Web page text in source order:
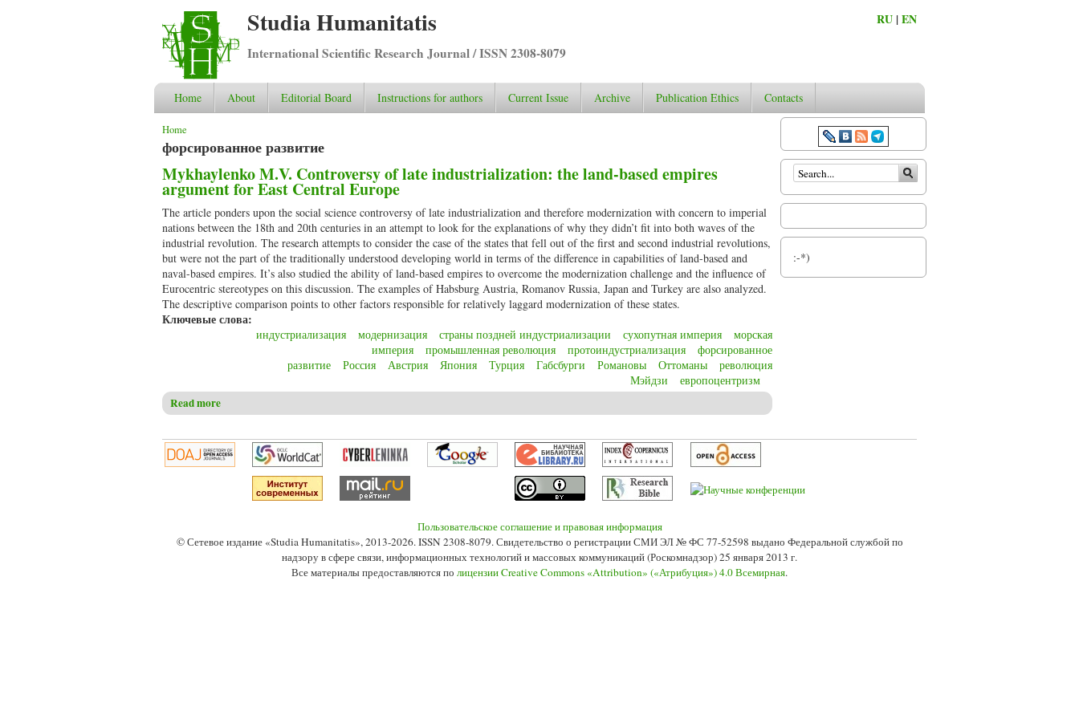
Studia Humanitatis
International Scientific Research Journal / ISSN 2308-8079
RU |EN
Home About Editorial Board Instructions for authors Current Issue Archive Publication Ethics Contacts
You are here
Home
форсированное развитие
Mykhaylenko M.V. Controversy of late industrialization: the land-based empires
argument for East Central Europe
The article ponders upon the social science controversy of late industrialization and therefore modernization with concern to imperial
nations between the 18th and 20th centuries in an attempt to look for the explanations of why they didn’t fit into both waves of the
industrial revolution. The research attempts to consider the case of the states that fell out of the first and second industrial revolutions,
but were not the part of the traditionally understood developing world in terms of the difference in capabilities of land-based and
naval-based empires. It’s also studied the ability of land-based empires to overcome the modernization challenge and the influence of
Eurocentric stereotypes on this discussion. The examples of Habsburg Austria, Romanov Russia, Japan and Turkey are also analyzed.
The descriptive comparison points to other factors responsible for relatively laggard modernization of these states.
Ключевые слова:
индустриализация модернизация страны поздней индустриализации сухопутная империя
морская
империя
промышленная революция протоиндустриализация
форсированное
развитие
Россия Австрия Япония Турция Габсбурги Романовы Оттоманы
революция
Мэйдзи
европоцентризм
Read more
Search form
:-*)
Пользовательское соглашение и правовая информация
© Сетевое издание «Studia Humanitatis», 2013-2026. ISSN 2308-8079. Свидетельство о регистрации СМИ ЭЛ № ФС 77-52598 выдано Федеральной службой по
надзору в сфере связи, информационных технологий и массовых коммуникаций (Роскомнадзор) 25 января 2013 г.
Все материалы предоставляются по лицензии Creative Commons «Attribution» («Атрибуция») 4.0 Всемирная.